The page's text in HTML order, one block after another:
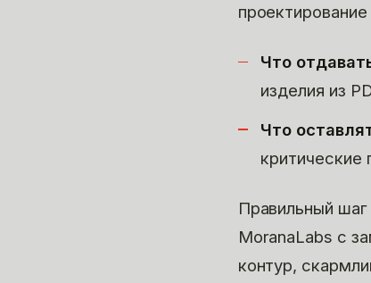
Что
изделия из
Что
критические
Правильный
MoranaLabs с
контур,